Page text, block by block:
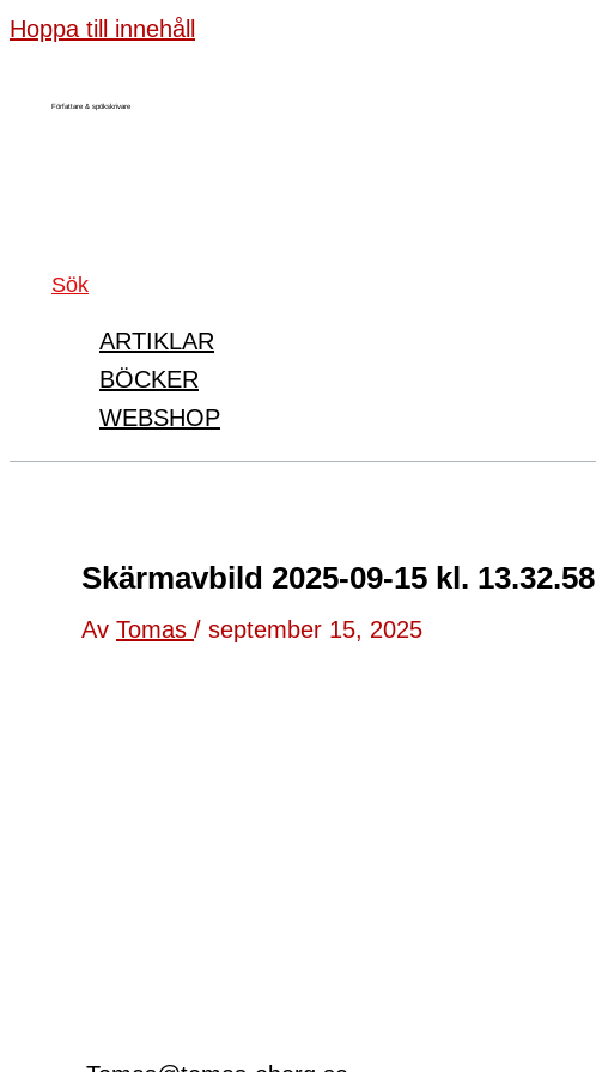
Hoppa till innehåll
Författare & spökskrivare
Sök
ARTIKLAR
BÖCKER
WEBSHOP
Skärmavbild 2025-09-15 kl. 13.32.58
Av Tomas / september 15, 2025